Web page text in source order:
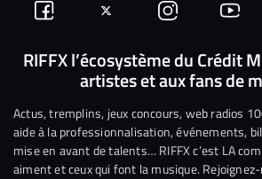
Suivez-
nous
Facebook
Suivez-
nous
sur
Twitter
Nous
rejoindre
sur
Instagram
Nous
sur
RIFFX l’écosystème du Crédit
artistes et aux fans de
Actus, tremplins, jeux concours, web radios
aide à la professionnalisation, événements,
mise en avant de talents… RIFFX c’est LA
aiment et ceux qui font la musique.